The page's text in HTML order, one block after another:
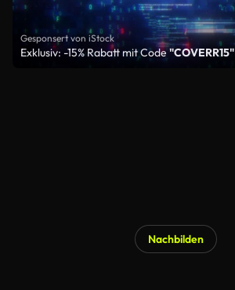
Gesponsert von iStock
Exklusiv: -15% Rabatt mit Code"COVERR15"
Nachbilden